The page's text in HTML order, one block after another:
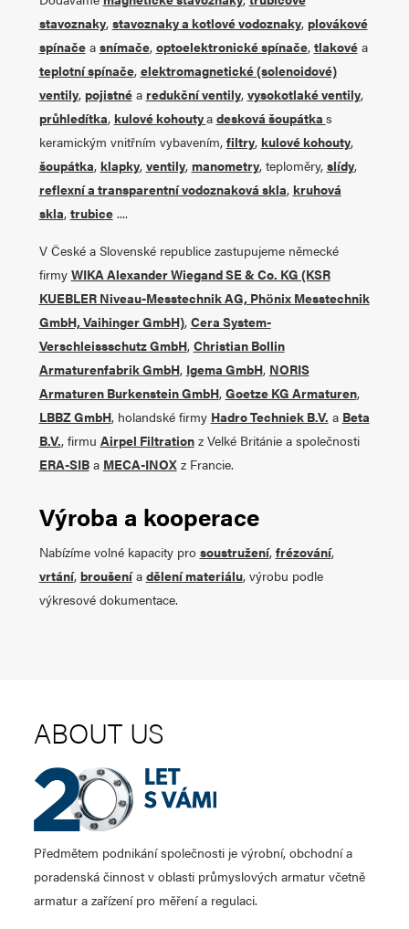
stavoznaky, stavoznaky a kotlové vodoznaky, plovákové
spínačea snímače, optoelektronické spínače, tlakovéa
teplotní spínače, elektromagnetické (solenoidové)
ventily, pojistnéa redukční ventily, vysokotlaké ventily,
průhledítka, kulové kohoutya desková šoupátka s
keramickým vnitřním vybavením, filtry, kulové kohouty,
šoupátka, klapky, ventily, manometry, teploměry, slídy,
reflexní a transparentní vodoznaková skla, kruhová
skla, trubice....
V České a Slovenské republice zastupujeme německé
firmy WIKA Alexander Wiegand SE & Co. KG (KSR
KUEBLER Niveau-Messtechnik AG, Phönix Messtechnik
GmbH, Vaihinger GmbH), Cera System-
Verschleissschutz GmbH, Christian Bollin
Armaturenfabrik GmbH, Igema GmbH, NORIS
Armaturen Burkenstein GmbH, Goetze KG Armaturen,
LBBZ GmbH, holandské firmy Hadro Techniek B.V. a Beta
B.V., firmu Airpel Filtrationz Velké Británie a společnosti
ERA-SIBa MECA-INOXz Francie.
Výroba a kooperace
Nabízíme volné kapacity pro soustružení, frézování,
vrtání, broušenía dělení materiálu, výrobu podle
výkresové dokumentace.
ABOUT US
Předmětem podnikání společnosti je výrobní, obchodní a
poradenská činnost v oblasti průmyslových armatur včetně
armatur a zařízení pro měření a regulaci.